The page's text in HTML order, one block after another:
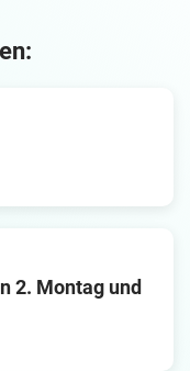
2. Montag und